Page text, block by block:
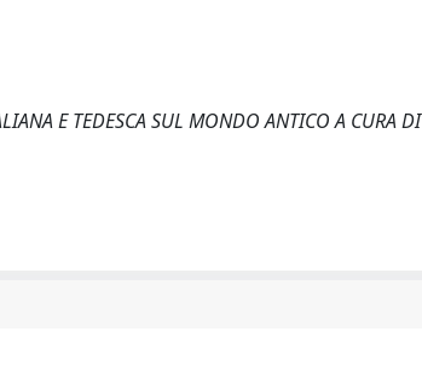
E TEDESCA SUL MONDO ANTICO A CURA DI